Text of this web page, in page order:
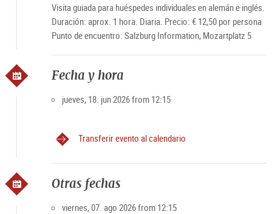
Visita guiada para huéspedes individuales en alemán e inglés.
Duración: aprox. 1 hora. Diaria. Precio: € 12,50 por persona
Punto de encuentro: Salzburg Information, Mozartplatz 5
Fecha y hora
jueves, 18. jun 2026 from 12:15
Transferir evento al calendario
Otras fechas
viernes, 07. ago 2026 from 12:15